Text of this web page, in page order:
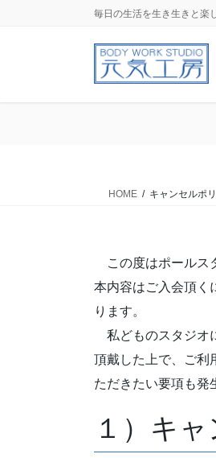
毎日の生活を生き生きと楽
HOME キャンセルポ
この度はポールス
本内容はご入会頂く
ります。
私どものスタジオ
頂戴した上で、ご利
ただきたい要項も発
１）キ